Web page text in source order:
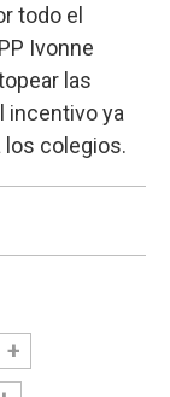
todo el
Ivonne
las
incentivo ya
colegios.